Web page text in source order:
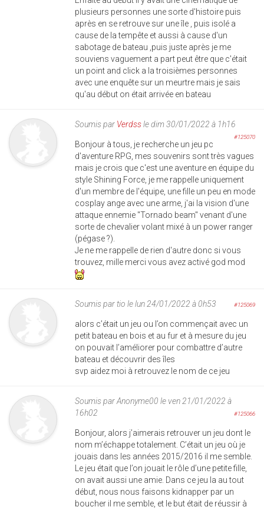
plusieurs personnes une sorte d'histoire puis
après en se retrouve sur une île , puis isolé a
cause de la tempête et aussi à cause d'un
sabotage de bateau ,puis juste après je me
souviens vaguement a part peut être que c'était
un point and click a la troisièmes personnes
avec une enquête sur un meurtre mais je sais
qu'au début on était arrivée en bateau
Soumis par Verdssle dim 30/01/2022 à 1h16
#125070
Bonjour à tous, je recherche un jeu pc
d'aventure RPG, mes souvenirs sont très vagues
mais je crois que c'est une aventure en équipe du
style Shining Force, je me rappelle uniquement
d'un membre de l'équipe, une fille un peu en mode
cosplay ange avec une arme, j'ai la vision d'une
attaque ennemie "Tornado beam" venant d'une
sorte de chevalier volant mixé à un power ranger
(pégase ?).
Je ne me rappelle de rien d'autre donc si vous
trouvez, mille merci vous avez activé god mod
Soumis partio le lun 24/01/2022 à 0h53 #125069
alors c’était un jeu ou l’on commençait avec un
petit bateau en bois et au fur et à mesure du jeu
on pouvait l’améliorer pour combattre d’autre
bateau et découvrir des îles
svp aidez moi à retrouvez le nom de ce jeu
Soumis parAnonyme00 le ven 21/01/2022 à
16h02
#125066
Bonjour, alors j’aimerais retrouver un jeu dont le
nom m’échappe totalement. C’était un jeu où je
jouais dans les années 2015/2016 il me semble.
Le jeu était que l’on jouait le rôle d’une petite fille,
on avait aussi une amie. Dans ce jeu la au tout
début, nous nous faisons kidnapper par un
boucher il me semble, et le but était de réussir à